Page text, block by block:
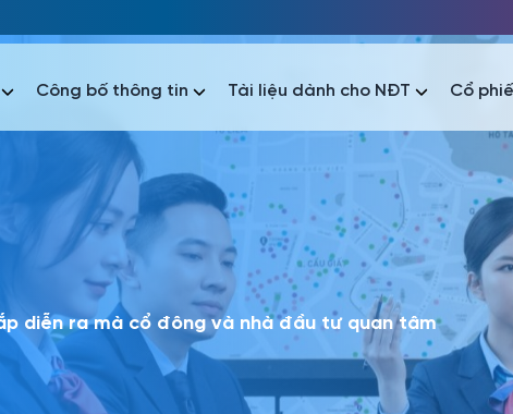
Phổ biến nhất
Báo cáo tài chính Thông tin giao dịch Công bố
Công bố thông tin Tài liệu dành cho NĐT Cổ
Phổ biến nhất
Thông tin giao dịch Công bố
diễn ra mà cổ đông và nhà đầu tư quan tâm